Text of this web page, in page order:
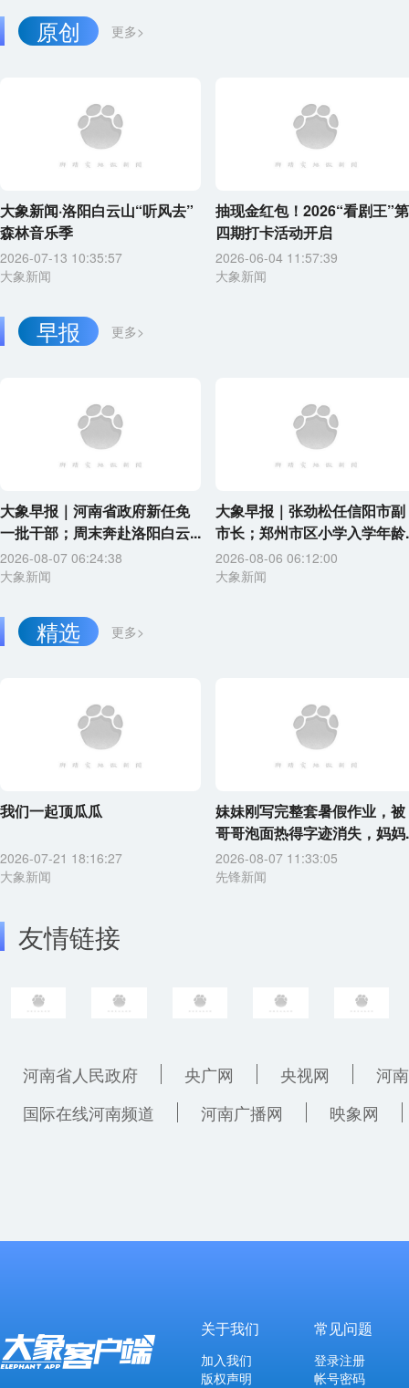
更多>
原创
大象新闻·洛阳白云山“听风去”
森林音乐季
2026-07-13 10:35:57
大象新闻
抽现金红包！2026“看剧王”第
四期打卡活动开启
2026-06-04 11:57:39
大象新闻
更多>
早报
大象早报｜河南省政府新任免
一批干部；周末奔赴洛阳白云...
2026-08-07 06:24:38
大象新闻
大象早报｜张劲松任信阳市副
市长；郑州市区小学入学年龄
2026-08-06 06:12:00
大象新闻
更多>
精选
我们一起顶瓜瓜
2026-07-21 18:16:27
大象新闻
妹妹刚写完整套暑假作业，被
哥哥泡面热得字迹消失，妈妈
2026-08-07 11:33:05
先锋新闻
友情链接
河南省人民政府 央广网 央视网
河
国际在线河南频道
河南广播网 映象网
关于我们
加入我们
版权声明
常见问题
登录注册
帐号密码